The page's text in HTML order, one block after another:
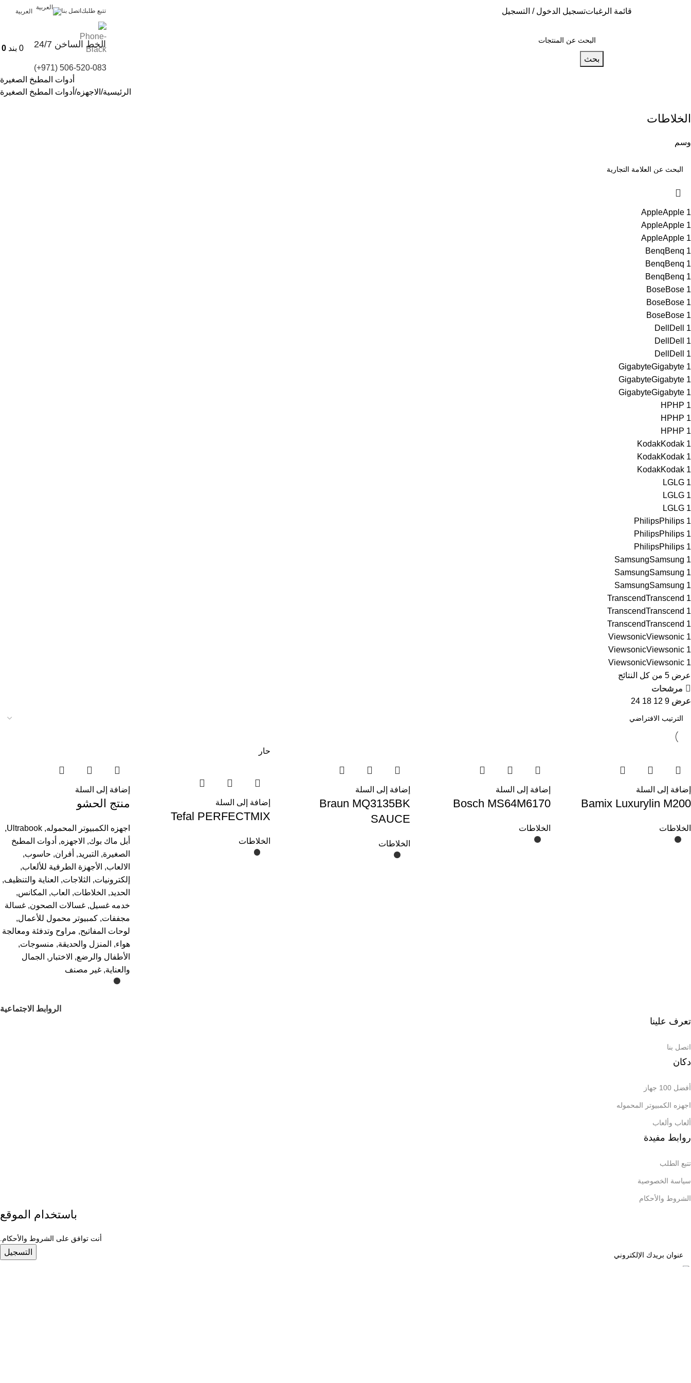
قائمة الرغباتتسجيل الدخول / التسجيل تتبع طلبك اتصل بنا العربية
بحث
الخط الساخن 24/7
(+971) 506-520-083
0 بند 0
أدوات المطبخ الصغيرة
الرئيسية الاجهزه أدوات المطبخ الصغيرة
الخلاطات
وسم
AppleApple 1
AppleApple 1
AppleApple 1
BenqBenq 1
BenqBenq 1
BenqBenq 1
BoseBose 1
BoseBose 1
BoseBose 1
Dell Dell
1
Dell Dell
1
Dell Dell
1
GigabyteGigabyte 1
GigabyteGigabyte 1
GigabyteGigabyte 1
HPHP 1
HPHP 1
HPHP 1
KodakKodak 1
KodakKodak 1
KodakKodak 1
LGLG 1
LGLG 1
LGLG 1
PhilipsPhilips 1
PhilipsPhilips 1
PhilipsPhilips 1
SamsungSamsung 1
SamsungSamsung 1
SamsungSamsung 1
TranscendTranscend 1
TranscendTranscend 1
TranscendTranscend 1
ViewsonicViewsonic 1
ViewsonicViewsonic 1
ViewsonicViewsonic 1
عرض ⁦5⁩ من كل النتائج
مرشحات
عرض 9
12
18
24
إضافة إلى السلة
Bamix Luxurylin M200
الخلاطات
إضافة إلى السلة
Bosch MS64M6170
الخلاطات
إضافة إلى السلة
Braun MQ3135BK
SAUCE
الخلاطات
حار
إضافة إلى السلة
Tefal PERFECTMIX
الخلاطات
إضافة إلى السلة
منتج الحشو
اجهزه الكمبيوتر المحموله,
Ultrabook
,
أبل ماك بوك, الاجهزه, أدوات المطبخ
الصغيرة, التبريد, أفران, حاسوب,
الالعاب, الأجهزة الطرفية للألعاب,
إلكترونيات, الثلاجات, العناية والتنظيف,
الحديد, الخلاطات, العاب, المكانس,
خدمه غسيل,غسالات الصحون,غسالة
مجففات,كمبيوتر محمول للأعمال,
لوحات المفاتيح, مراوح وتدفئة ومعالجة
هواء, المنزل والحديقة, منسوجات,
الأطفال والرضع, الاختبار , الجمال
والعناية,غير مصنف
الروابط الاجتماعية
تعرف علينا
اتصل بنا
دكان
أفضل 100 جهاز
اجهزه الكمبيوتر المحموله
ألعاب وألعاب
روابط مفيدة
تتبع الطلب
سياسة الخصوصية
الشروط والأحكام
باستخدام الموقع
أنت توافق على الشروط والأحكام.